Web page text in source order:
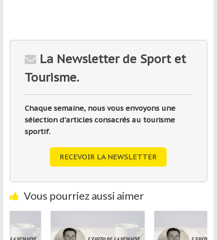
La Newsletter de Sport et
Tourisme.
Chaque semaine, nous vous envoyons une
sélection d'articles consacrés au tourisme
sportif.
RECEVOIR LA NEWSLETTER
Vous pourriez aussi aimer